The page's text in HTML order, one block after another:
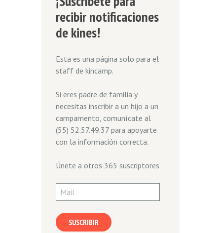
recibir notificaciones
de kines!
Esta es una página solo para el
staff de kincamp.
Si eres padre de familia y
necesitas inscribir a un hijo a un
campamento, comunícate al
(55) 52.57.49.37 para apoyarte
con la información correcta.
Únete a otros 365 suscriptores
Mail
SUSCRIBIR